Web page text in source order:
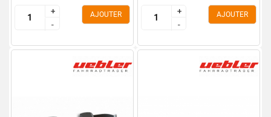
+
-
+
-
AJOUTER
+
-
+
-
AJOUTER